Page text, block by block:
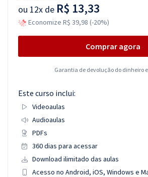
ou 12x de R$ 13,33
Economize R$ 39,98 (-20%)
Comprar agora
Garantia de devolução do dinheiro
Este curso inclui:
Videoaulas
Audioaulas
PDFs
360 dias para acessar
Download ilimitado das aulas
Acesso no Android, iOS, Windows e